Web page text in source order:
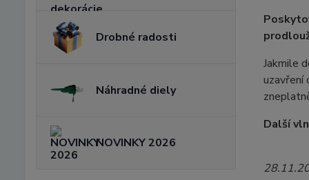
Drobné radosti
Náhradné diely
NOVINKY 2026
Jakmile
uzavření
Další